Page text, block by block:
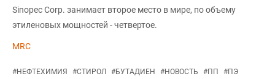
Sinopec Corp. занимает второе место в мире, по объему
этиленовых мощностей - четвертое.
MRC
#НЕФТЕХИМИЯ #СТИРОЛ #БУТАДИЕН #НОВОСТЬ #ПП #ПЭ